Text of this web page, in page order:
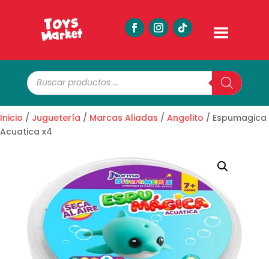
Búsqueda
de
productos
Inicio / Juguetería / Marcas Aliadas / Angelito / Espumagica
Acuatica x4